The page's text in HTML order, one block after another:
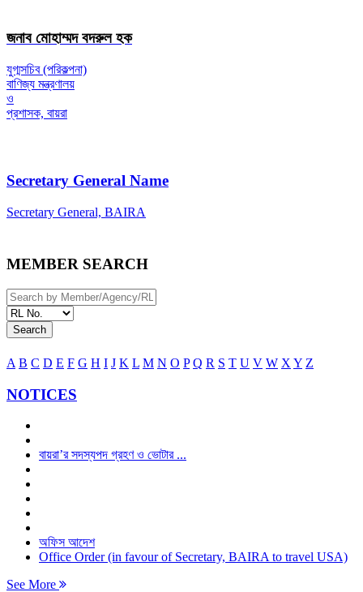
জনাব মোহাম্মদ বদরুল হক
যুগ্মসচিব (পরিকল্পনা)
বাণিজ্য মন্ত্রণালয়
ও
প্রশাসক, বায়রা
Secretary General Name
Secretary General, BAIRA
MEMBER SEARCH
Search
A B C D E F G H I J K L M N O P Q R S T U V W X Y Z
NOTICES
বায়রা’র সদস্যপদ গ্রহণ ও ভোটার ...
অফিস আদেশ
Office Order (in favour of Secretary, BAIRA to travel USA)
See More